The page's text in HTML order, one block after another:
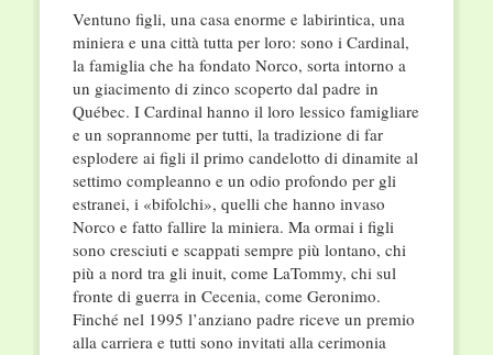
Ventuno figli, una casa enorme e labirintica, una
miniera e una città tutta per loro: sono i Cardinal,
la famiglia che ha fondato Norco, sorta intorno a
un giacimento di zinco scoperto dal padre in
Québec. I Cardinal hanno il loro lessico famigliare
e un soprannome per tutti, la tradizione di far
esplodere ai figli il primo candelotto di dinamite al
settimo compleanno e un odio profondo per gli
estranei, i «bifolchi», quelli che hanno invaso
Norco e fatto fallire la miniera. Ma ormai i figli
sono cresciuti e scappati sempre più lontano, chi
più a nord tra gli inuit, come LaTommy, chi sul
fronte di guerra in Cecenia, come Geronimo.
Finché nel 1995 l’anziano padre riceve un premio
alla carriera e tutti sono invitati alla cerimonia